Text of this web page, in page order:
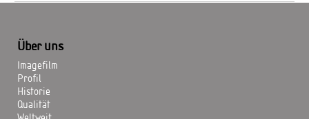
Über uns
Imagefilm
Profil
Historie
Qualität